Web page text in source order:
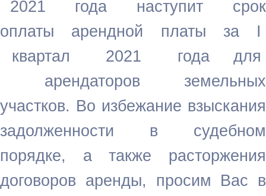
2021 года наступит срок
оплаты арендной платы за I
квартал 2021 года для
арендаторов земельных
участков. Во избежание взыскания
задолженности в судебном
порядке, а также расторжения
договоров аренды, просим Вас в